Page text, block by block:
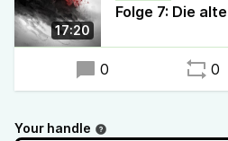
17:20
Folge 7: Die
0 0
Your handle